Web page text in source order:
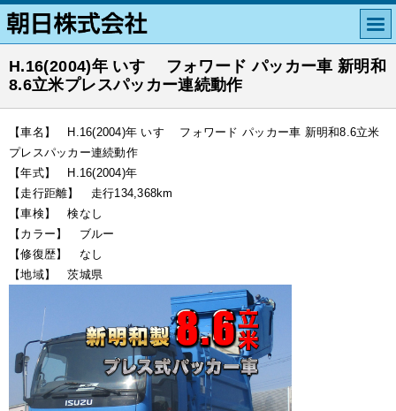
H.16(2004)年 いすゞ フォワード パッカー車 新明和
8.6立米プレスパッカー連続動作
【車名】 H.16(2004)年 いすゞ フォワード パッカー車 新明和8.6立米
プレスパッカー連続動作
【年式】 H.16(2004)年
【走行距離】 走行134,368km
【車検】 検なし
【カラー】 ブルー
【修復歴】 なし
【地域】 茨城県